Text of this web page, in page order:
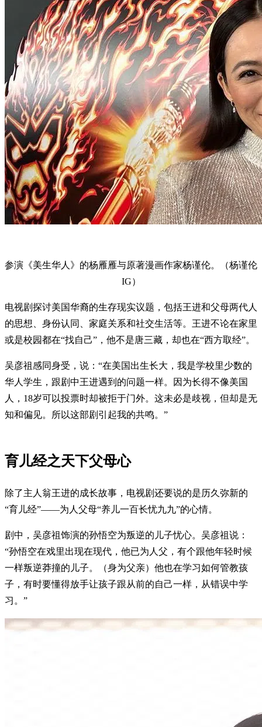
参演《美生华人》的杨雁雁与原著漫画作家杨谨伦。（杨谨伦
IG）
电视剧探讨美国华裔的生存现实议题，包括王进和父母两代人
的思想、身份认同、家庭关系和社交生活等。王进不论在家里
或是校园都在“找自己”，他不是唐三藏，却也在“西方取经”。
吴彦祖感同身受，说：“在美国出生长大，我是学校里少数的
华人学生，跟剧中王进遇到的问题一样。因为长得不像美国
人，18岁可以投票时却被拒于门外。这未必是歧视，但却是无
知和偏见。所以这部剧引起我的共鸣。”
育儿经之天下父母心
除了主人翁王进的成长故事，电视剧还要说的是历久弥新的
“育儿经”——为人父母“养儿一百长忧九九”的心情。
剧中，吴彦祖饰演的孙悟空为叛逆的儿子忧心。吴彦祖说：
“孙悟空在戏里出现在现代，他已为人父，有个跟他年轻时候
一样叛逆莽撞的儿子。（身为父亲）他也在学习如何管教孩
子，有时要懂得放手让孩子跟从前的自己一样，从错误中学
习。”